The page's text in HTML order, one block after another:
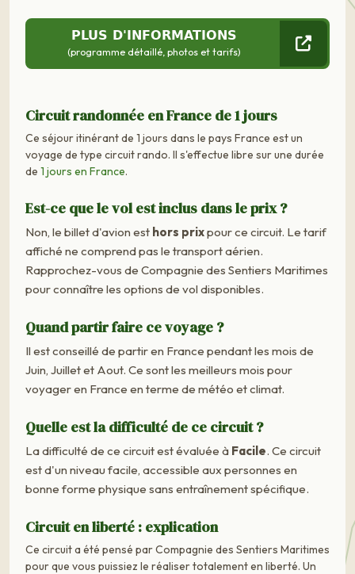
PLUS D'INFORMATIONS
(programme détaillé, photos et tarifs)
Circuit randonnée en France de 1 jours
Ce séjour itinérant de 1 jours dans le pays France est un
voyage de type circuit rando. Il s'effectue libre sur une durée
de 1 jours en France.
Est-ce que le vol est inclus dans le prix ?
Non, le billet d'avion est hors prixpour ce circuit. Le tarif
affiché ne comprend pas le transport aérien.
Rapprochez-vous de Compagnie des Sentiers Maritimes
pour connaître les options de vol disponibles.
Quand partir faire ce voyage ?
Il est conseillé de partir en France pendant les mois de
Juin, Juillet et Aout. Ce sont les meilleurs mois pour
voyager en France en terme de météo et climat.
Quelle est la difficulté de ce circuit ?
La difficulté de ce circuit est évaluée à Facile. Ce circuit
est d'un niveau facile, accessible aux personnes en
bonne forme physique sans entraînement spécifique.
Circuit en liberté : explication
Ce circuit a été pensé par Compagnie des Sentiers Maritimes
pour que vous puissiez le réaliser totalement en liberté. Un